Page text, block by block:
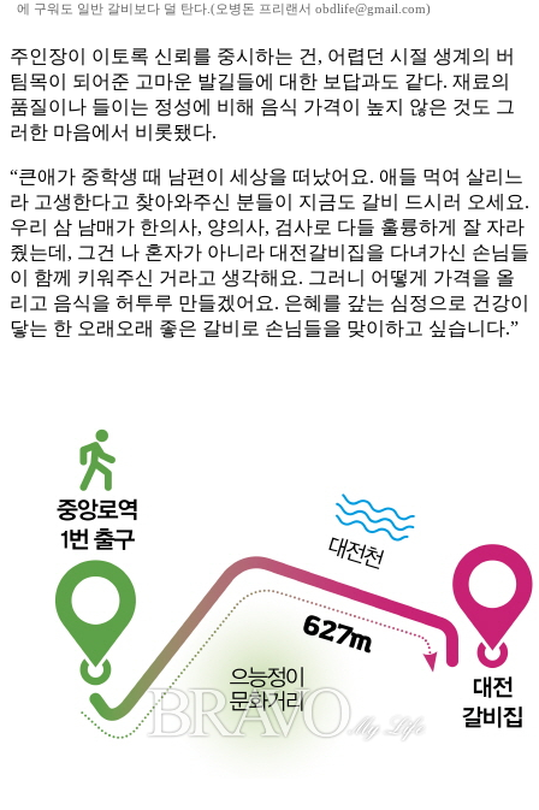
에 구워도 일반 갈비보다 덜 탄다.(오병돈 프리랜서 obdlife@gmail.com)
주인장이 이토록 신뢰를 중시하는 건, 어렵던 시절 생계의 버
팀목이 되어준 고마운 발길들에 대한 보답과도 같다. 재료의
품질이나 들이는 정성에 비해 음식 가격이 높지 않은 것도 그
러한 마음에서 비롯됐다.
“큰애가 중학생 때 남편이 세상을 떠났어요. 애들 먹여 살리느
라 고생한다고 찾아와주신 분들이 지금도 갈비 드시러 오세요.
우리 삼 남매가 한의사, 양의사, 검사로 다들 훌륭하게 잘 자라
줬는데, 그건 나 혼자가 아니라 대전갈비집을 다녀가신 손님들
이 함께 키워주신 거라고 생각해요. 그러니 어떻게 가격을 올
리고 음식을 허투루 만들겠어요. 은혜를 갚는 심정으로 건강이
닿는 한 오래오래 좋은 갈비로 손님들을 맞이하고 싶습니다.”